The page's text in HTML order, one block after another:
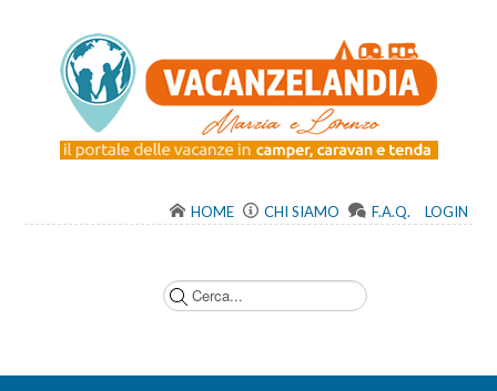
HOME CHI SIAMO F.A.Q. LOGIN